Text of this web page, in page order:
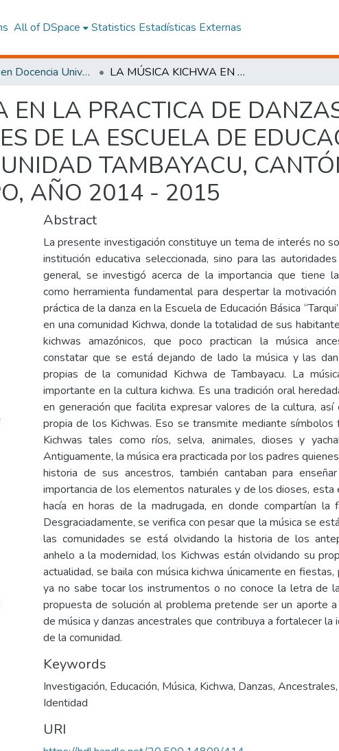
All of DSpace Statistics Estadísticas Externas
Maestría en Docencia Universitaria y Administración Educativa LA MÚSICA KICHWA EN LA PRACTICA DE DANZAS ANCESTRALES DE LOS ESTUDIANTES DE LA ESCUELA DE EDUCACIÓN BÁSICA TARQUI DE LA COMUNIDAD TAMBAYACU, CANTÓN ARCHIDONA, PROVINCIA DE NAPO, AÑO 2014 - 2015
EN LA PRACTICA DE
DE LA ESCUELA DE
TAMBAYACU,
AÑO 2014 - 2015
Abstract
La presente investigación constituye un tema de interés no
institución educativa seleccionada, sino para las
general, se investigó acerca de la importancia que tiene
como herramienta fundamental para despertar la
práctica de la danza en la Escuela de Educación Básica
en una comunidad Kichwa, donde la totalidad de sus
kichwas amazónicos, que poco practican la música
constatar que se está dejando de lado la música y las
propias de la comunidad Kichwa de Tambayacu. La
importante en la cultura kichwa. Es una tradición oral
en generación que facilita expresar valores de la cultura, así
propia de los Kichwas. Eso se transmite mediante símbolos
Kichwas tales como ríos, selva, animales, dioses y
Antiguamente, la música era practicada por los padres
historia de sus ancestros, también cantaban para
importancia de los elementos naturales y de los dioses, esta
hacía en horas de la madrugada, en donde compartían la
Desgraciadamente, se verifica con pesar que la música se
las comunidades se está olvidando la historia de los
anhelo a la modernidad, los Kichwas están olvidando su
actualidad, se baila con música kichwa únicamente en
ya no sabe tocar los instrumentos o no conoce la letra de
propuesta de solución al problema pretende ser un aporte a
de música y danzas ancestrales que contribuya a fortalecer la
de la comunidad.
Keywords
Investigación, Educación, Música, Kichwa, Danzas, Ancestrales,
Identidad
URI